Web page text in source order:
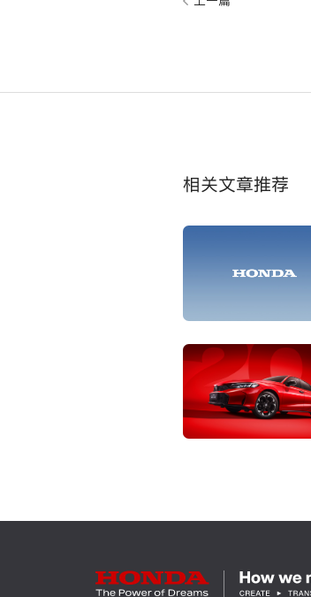
相关文章推荐